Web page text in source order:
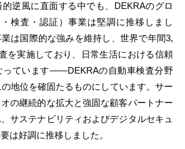
逆風に直面する中でも、DEKRAのグロ
検査・認証）事業は堅調に推移しまし
は国際的な強みを維持し、世界で年間3,
を実施しており、日常生活における信頼
っています――DEKRAの自動車検査分野
地位を確固たるものにしています。サー
の継続的な拡大と強固な顧客パートナー
サステナビリティおよびデジタルセキュ
は好調に推移しました。